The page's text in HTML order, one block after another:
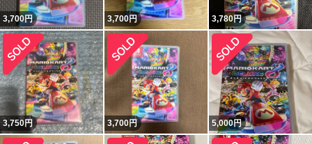
3,700円 3,700円 3,780円
3,750円 3,700円 5,000円